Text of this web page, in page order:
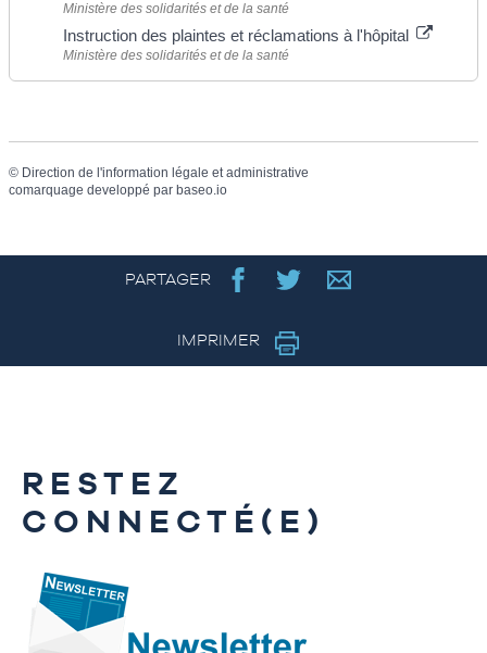
Ministère des solidarités et de la santé
Instruction des plaintes et réclamations à l'hôpital
Ministère des solidarités et de la santé
© Direction de l'information légale et administrative
comarquage developpé par baseo.io
PARTAGER
IMPRIMER
RESTEZ
CONNECTÉ(E)